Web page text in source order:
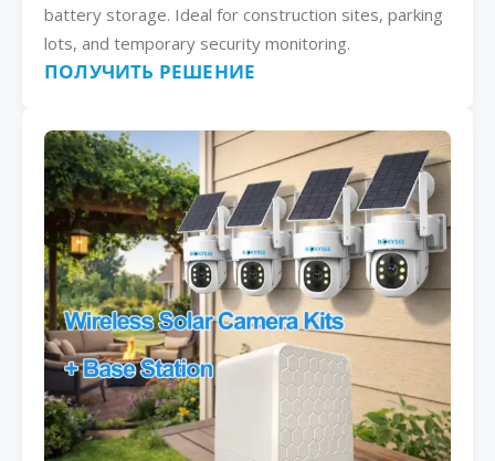
battery storage. Ideal for construction sites, parking
lots, and temporary security monitoring.
ПОЛУЧИТЬ РЕШЕНИЕ